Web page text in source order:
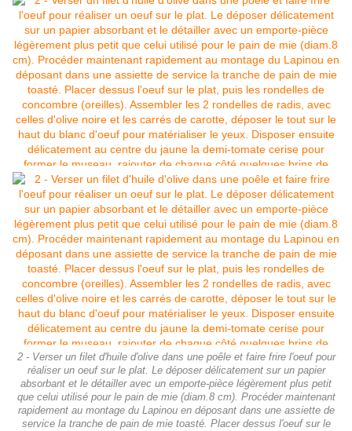
2 - Verser un filet d'huile d'olive dans une poêle et faire frire l'oeuf pour
réaliser un oeuf sur le plat. Le déposer délicatement sur un papier
absorbant et le détailler avec un emporte-pièce légèrement plus petit
que celui utilisé pour le pain de mie (diam.8 cm). Procéder maintenant
rapidement au montage du Lapinou en déposant dans une assiette de
service la tranche de pain de mie toasté. Placer dessus l'oeuf sur le